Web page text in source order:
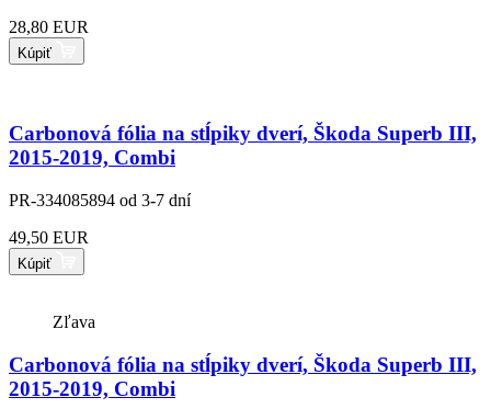
28,80 EUR
Kúpiť
Carbonová fólia na stĺpiky dverí, Škoda Superb III,
2015-2019, Combi
PR-334085894 od 3-7 dní
49,50 EUR
Kúpiť
Zľava
Carbonová fólia na stĺpiky dverí, Škoda Superb III,
2015-2019, Combi